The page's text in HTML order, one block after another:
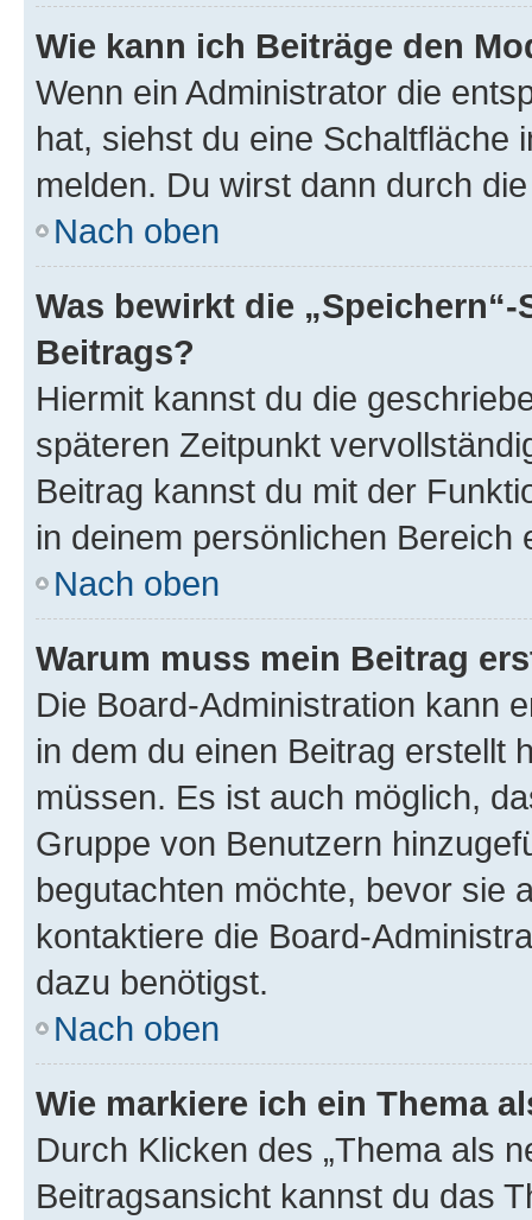
Wie kann ich Beiträge den
Wenn ein Administrator die
hat, siehst du eine Schaltfläche
melden. Du wirst dann durch
Nach oben
Was bewirkt die
Beitrags?
Hiermit kannst du die
späteren Zeitpunkt
Beitrag kannst du mit der
in deinem persönlichen Bereich
Nach oben
Warum muss mein Beitrag
Die Board-Administration kann
in dem du einen Beitrag erstellt
müssen. Es ist auch möglich,
Gruppe von Benutzern
begutachten möchte, bevor sie
kontaktiere die Board-
dazu benötigst.
Nach oben
Wie markiere ich ein Thema
Durch Klicken des „Thema als
Beitragsansicht kannst du das